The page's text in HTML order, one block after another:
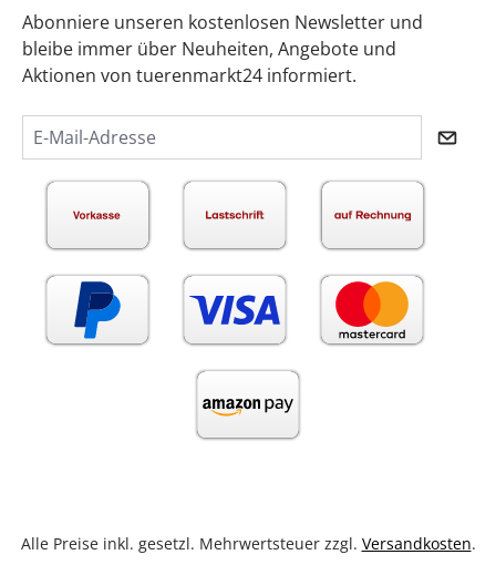
Abonniere unseren kostenlosen Newsletter und
bleibe immer über Neuheiten, Angebote und
Aktionen von tuerenmarkt24 informiert.
Alle Preise inkl. gesetzl. Mehrwertsteuer zzgl. Versandkosten.